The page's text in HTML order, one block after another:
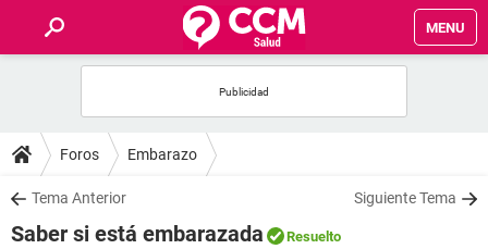
MENU
FOROS
SALUD
Foros Embarazo
Tema Anterior Siguiente Tema
Saber si está embarazada Resuelto